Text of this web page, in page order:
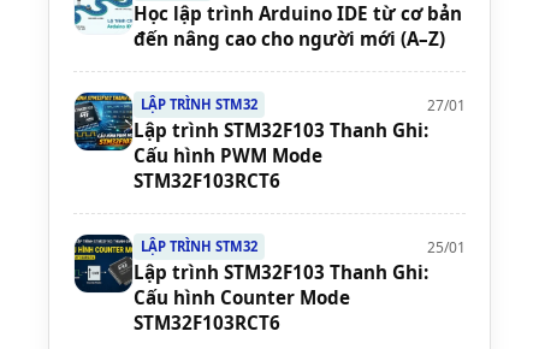
Học lập trình Arduino IDE từ cơ bản
đến nâng cao cho người mới (A–Z)
LẬP TRÌNH STM32 27/01
Lập trình STM32F103 Thanh Ghi:
Cấu hình PWM Mode
STM32F103RCT6
LẬP TRÌNH STM32 25/01
Lập trình STM32F103 Thanh Ghi:
Cấu hình Counter Mode
STM32F103RCT6